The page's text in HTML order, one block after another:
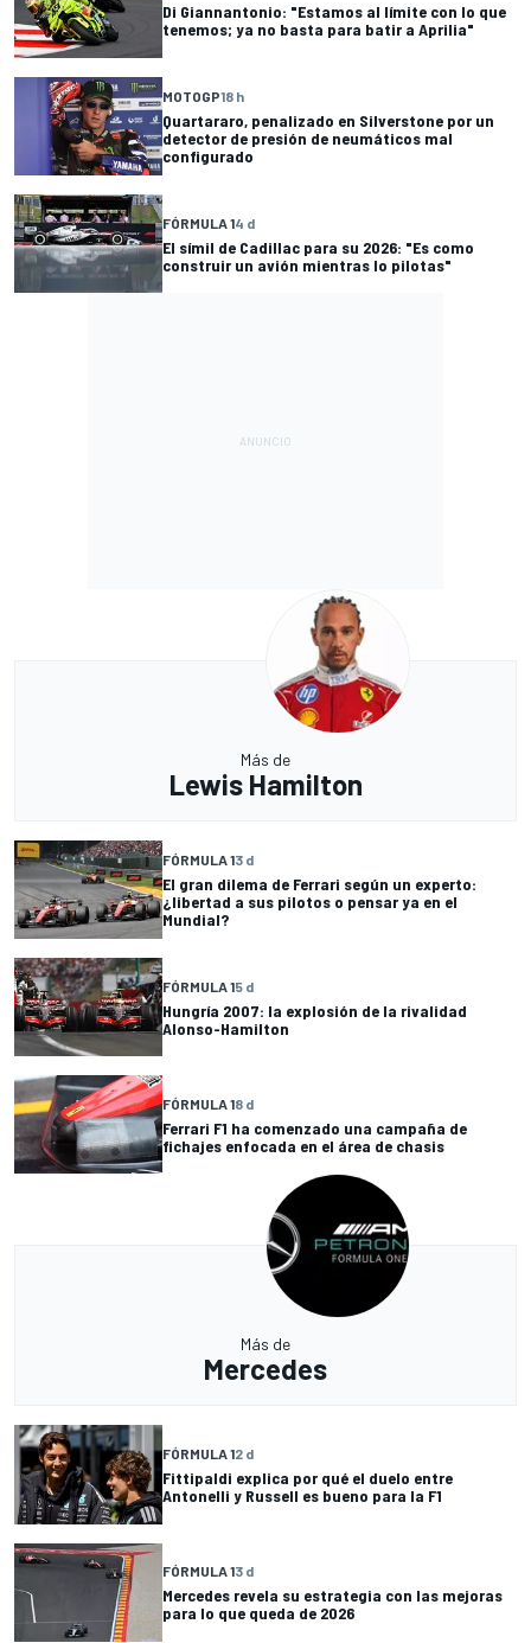
Di Giannantonio: "Estamos al límite con lo que
tenemos; ya no basta para batir a Aprilia"
MOTOGP18 h
Quartararo, penalizado en Silverstone por un
detector de presión de neumáticos mal
configurado
FÓRMULA 14 d
El símil de Cadillac para su 2026: "Es como
construir un avión mientras lo pilotas"
Más de
Lewis Hamilton
FÓRMULA 13 d
El gran dilema de Ferrari según un experto:
¿libertad a sus pilotos o pensar ya en el
Mundial?
FÓRMULA 15 d
Hungría 2007: la explosión de la rivalidad
Alonso-Hamilton
FÓRMULA 18 d
Ferrari F1 ha comenzado una campaña de
fichajes enfocada en el área de chasis
Más de
Mercedes
FÓRMULA 12 d
Fittipaldi explica por qué el duelo entre
Antonelli y Russell es bueno para la F1
FÓRMULA 13 d
Mercedes revela su estrategia con las mejoras
para lo que queda de 2026